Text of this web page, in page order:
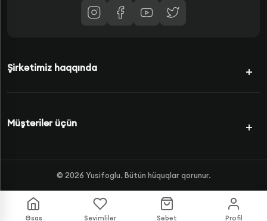
Şirkətimiz haqqında
Kredit Növləri
Müştərilər üçün
Məhsullar
© 2026 Yusifoglu. Bütün hüquqlar qorunur.
Əsas Sevimlilər Səbət Profil